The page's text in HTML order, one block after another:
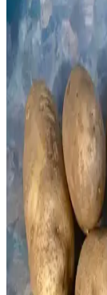
Dondurmada
kaplama, fırınlama
Bu yöntemler,
Toplu Yemek
ve Enerji
Toplu yemek
yemek
tasarrufu sağlar.
yaşam temposuna
Bacon
Yöntemleri
Bacon paketinin
yöntemleri,
dondurma gibi
odaklanır.